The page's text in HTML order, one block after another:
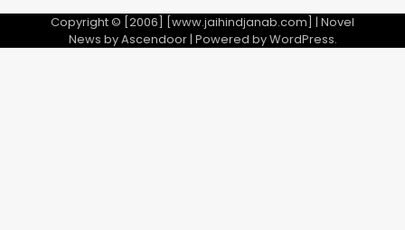
Copyright © [2006] [www.jaihindjanab.com] | Novel
News byAscendoor| Powered byWordPress.